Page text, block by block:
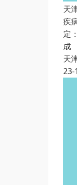
天
疾
定
成
天
23-